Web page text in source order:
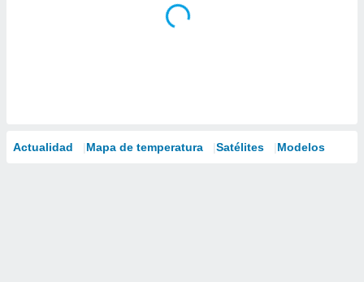
Actualidad Mapa de temperatura Satélites Modelos